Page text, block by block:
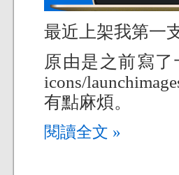
最近上架我第一
原由是之前寫了
icons/
有點麻煩。
閱讀全文 »